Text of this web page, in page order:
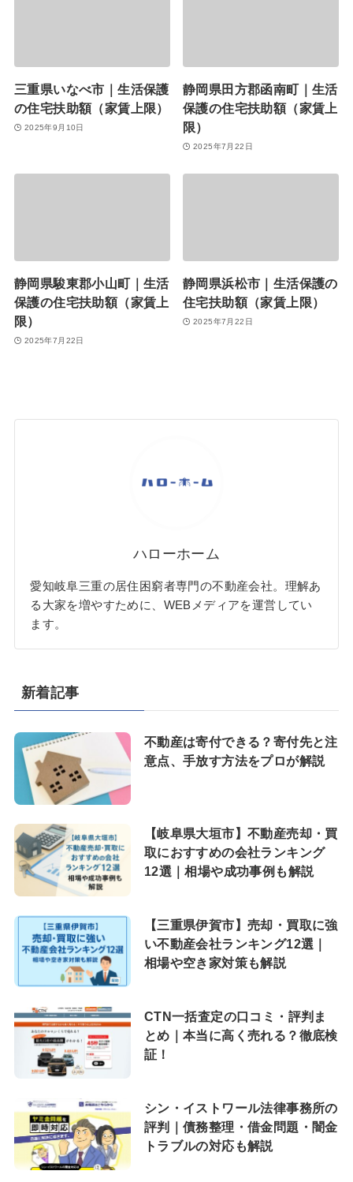
三重県いなべ市｜生活保護
の住宅扶助額（家賃上限）
2025年9月10日
静岡県田方郡函南町｜生活
保護の住宅扶助額（家賃上
限）
2025年7月22日
静岡県駿東郡小山町｜生活
保護の住宅扶助額（家賃上
限）
2025年7月22日
静岡県浜松市｜生活保護の
住宅扶助額（家賃上限）
2025年7月22日
ハローホーム
愛知岐阜三重の居住困窮者専門の不動産会社。理解あ
る大家を増やすために、WEBメディアを運営してい
ます。
新着記事
不動産は寄付できる？寄付先と注
意点、手放す方法をプロが解説
【岐阜県大垣市】不動産売却・買
取におすすめの会社ランキング
12選｜相場や成功事例も解説
【三重県伊賀市】売却・買取に強
い不動産会社ランキング12選｜
相場や空き家対策も解説
CTN一括査定の口コミ・評判ま
とめ｜本当に高く売れる？徹底検
証！
シン・イストワール法律事務所の
評判｜債務整理・借金問題・闇金
トラブルの対応も解説